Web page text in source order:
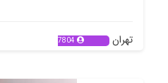
تهران 7804